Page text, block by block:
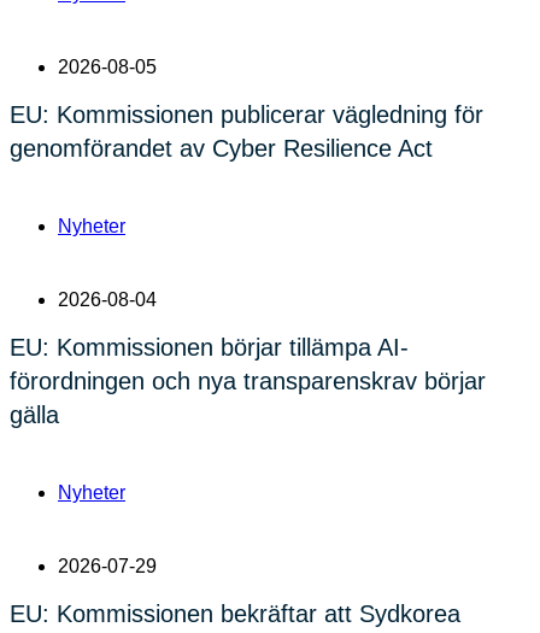
2026-08-05
EU: Kommissionen publicerar vägledning för
genomförandet av Cyber Resilience Act
Nyheter
2026-08-04
EU: Kommissionen börjar tillämpa AI-
förordningen och nya transparenskrav börjar
gälla
Nyheter
2026-07-29
EU: Kommissionen bekräftar att Sydkorea